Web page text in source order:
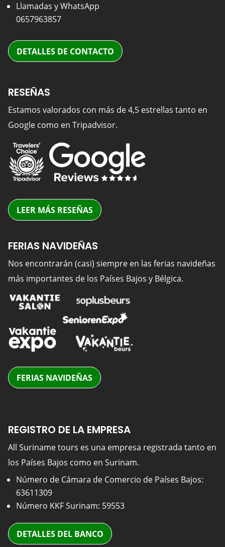
Llamadas y WhatsApp
0657963857
DETALLES DE CONTACTO
RESEÑAS
Estamos valorados con más de 4,5 estrellas tanto en
Google como en Tripadvisor.
LEER MÁS RESEÑAS
FERIAS NAVIDEÑAS
Nos encontrarán (casi) siempre en las ferias navideñas
más importantes de los Países Bajos y Bélgica.
FERIAS NAVIDEÑAS
REGISTRO DE LA EMPRESA
All Suriname tours es una empresa registrada tanto en
los Países Bajos como en Surinam.
Número de Cámara de Comercio de Países Bajos:
63611309
Número KKF Surinam: 59553
DETALLES DEL BANCO